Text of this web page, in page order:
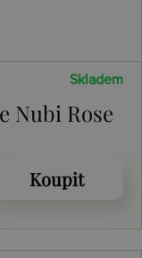
Skladem
Nubi Rose
Koupit